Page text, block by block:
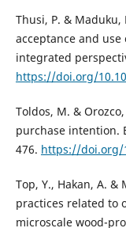
Thusi, P. &
acceptance and
integrated
https://doi.org/
Toldos, M. &
purchase intention.
476. https://doi.org/
Top, Y., Hakan, A. &
practices related to
microscale wood-